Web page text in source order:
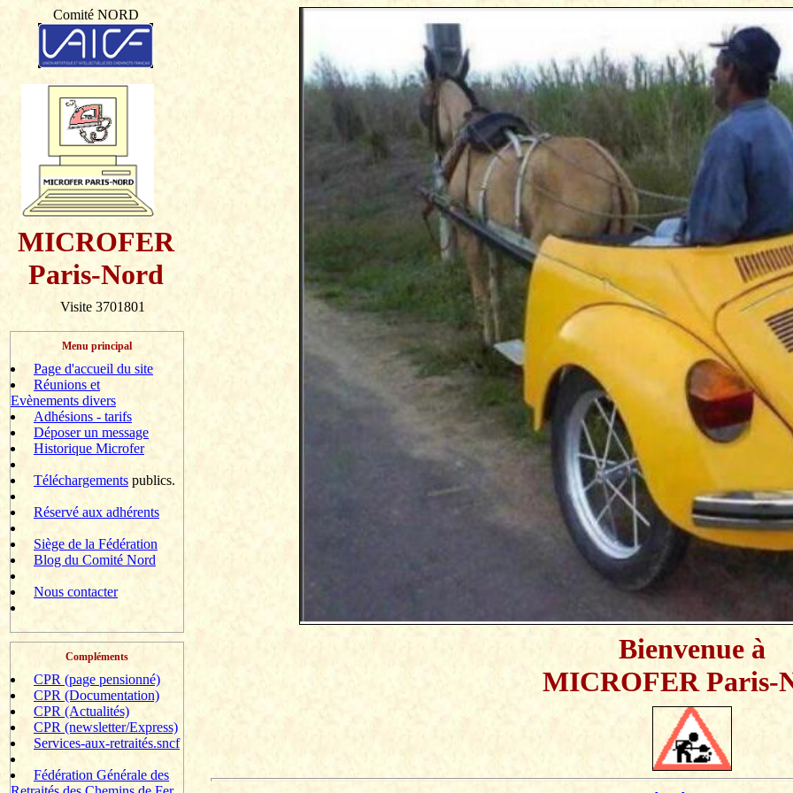
Comité NORD
MICROFER
Paris-Nord
Visite 3701801
Menu principal
Page d'accueil du site
Réunions et
Evènements divers
Adhésions - tarifs
Déposer un message
Historique Microfer
Téléchargements publics.
Réservé aux adhérents
Siège de la Fédération
Blog du Comité Nord
Nous contacter
Compléments
CPR (page pensionné)
CPR (Documentation)
CPR (Actualités)
CPR (newsletter/Express)
Services-aux-retraités.sncf
Fédération Générale des
Bienvenue à
MICROFER Paris-